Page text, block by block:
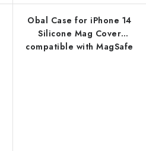
Obal Case for iPhone 14
Silicone Mag Cover
compatible with MagSafe